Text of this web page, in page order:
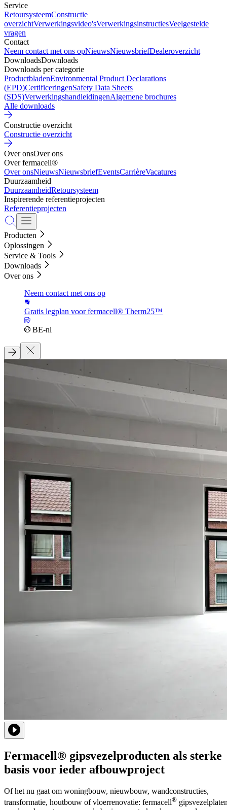
Service
RetoursysteemConstructie
overzichtVerwerkingsvideo'sVerwerkingsinstructiesVeelgestelde
vragen
Contact
Neem contact met ons opNieuwsNieuwsbriefDealeroverzicht
DownloadsDownloads
Downloads per categorie
ProductbladenEnvironmental Product Declarations
(EPD)CertificeringenSafety Data Sheets
(SDS)VerwerkingshandleidingenAlgemene brochures
Alle downloads
Constructie overzicht
Constructie overzicht
Over onsOver ons
Over fermacell®
Over onsNieuwsNieuwsbriefEventsCarrièreVacatures
Duurzaamheid
DuurzaamheidRetoursysteem
Inspirerende referentieprojecten
Referentieprojecten
Producten
Oplossingen
Service & Tools
Downloads
Over ons
Neem contact met ons op
Gratis legplan voor fermacell® Therm25™
BE-nl
Fermacell® gipsvezelproducten als sterke
basis voor ieder afbouwproject
Of het nu gaat om woningbouw, nieuwbouw, wandconstructies,
transformatie, houtbouw of vloerrenovatie: fermacell®